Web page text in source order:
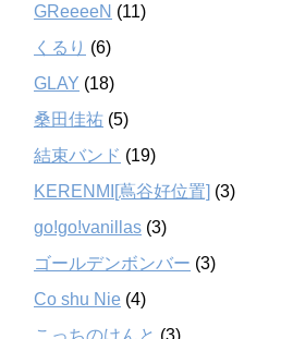
GReeeeN (11)
くるり (6)
GLAY (18)
桑田佳祐 (5)
結束バンド (19)
KERENMI[蔦谷好位置] (3)
go!go!vanillas (3)
ゴールデンボンバー (3)
Co shu Nie (4)
こっちのけんと (3)